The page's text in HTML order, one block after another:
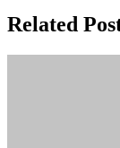
Related